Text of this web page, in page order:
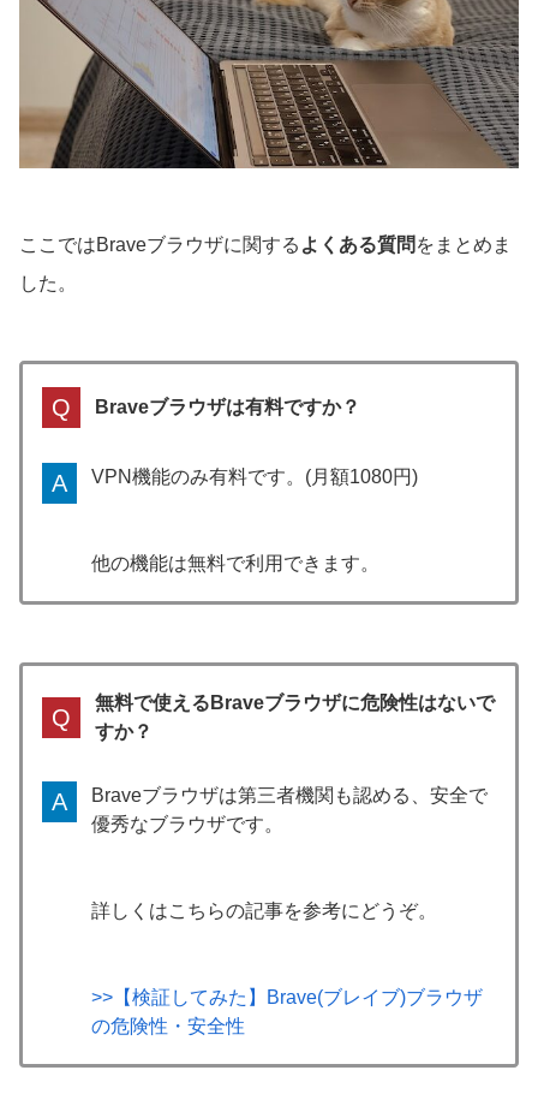
ここではBraveブラウザに関する よくある質問 をまとめま
した。
Q Braveブラウザは有料ですか？
A VPN機能のみ有料です。(月額1080円)
他の機能は無料で利用できます。
Q
無料で使えるBraveブラウザに危険性はないで
すか？
A
Braveブラウザは第三者機関も認める、安全で
優秀なブラウザです。
詳しくはこちらの記事を参考にどうぞ。
>>【検証してみた】Brave(ブレイブ)ブラウザ
の危険性・安全性